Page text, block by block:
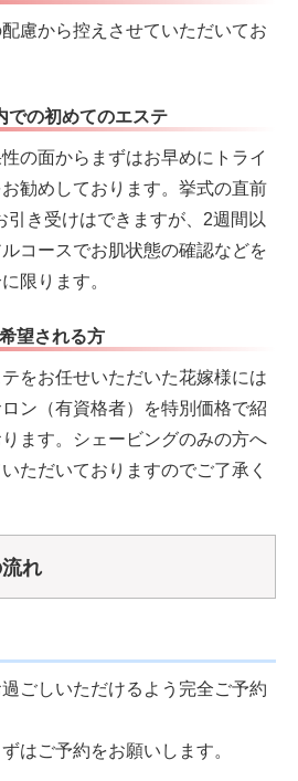
慮から控えさせていただいてお
での初めてのエステ
の面からまずはお早めにトライ
勧めしております。挙式の直前
引き受けはできますが、2週間以
ルコースでお肌状態の確認などを
限ります。
望される方
をお任せいただいた花嫁様には
ン（有資格者）を特別価格で紹
ます。シェービングのみの方へ
ただいておりますのでご了承く
れ
ごしいただけるよう完全ご予約
はご予約をお願いします。